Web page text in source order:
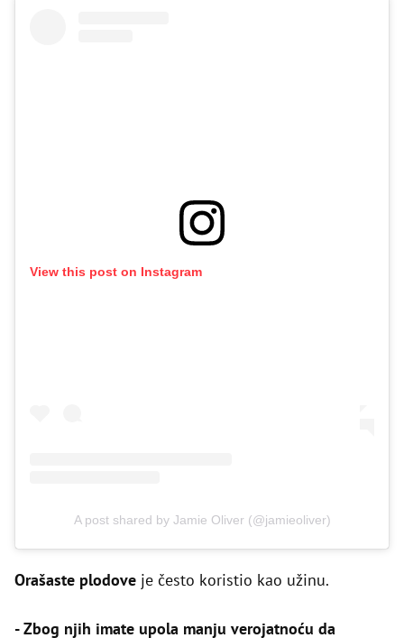
View this post on Instagram
A post shared by Jamie Oliver (@jamieoliver)
Orašaste plodove je često koristio kao užinu.
- Zbog njih imate upola manju verojatnoću da